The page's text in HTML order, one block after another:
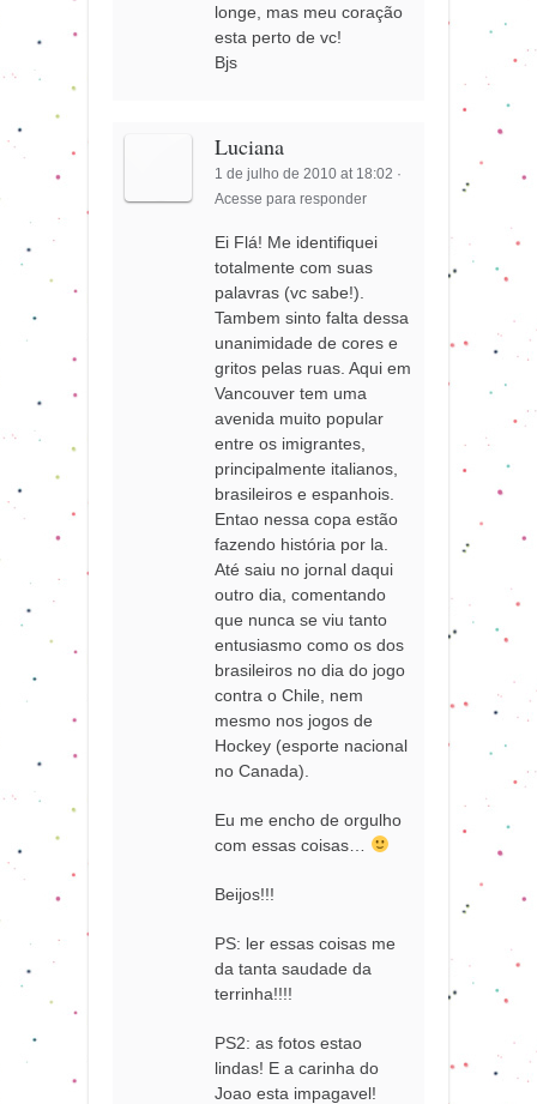
longe, mas meu coração
esta perto de vc!
Bjs
Luciana
1 de julho de 2010 at 18:02 ·
Acesse para responder
Ei Flá! Me identifiquei
totalmente com suas
palavras (vc sabe!).
Tambem sinto falta dessa
unanimidade de cores e
gritos pelas ruas. Aqui em
Vancouver tem uma
avenida muito popular
entre os imigrantes,
principalmente italianos,
brasileiros e espanhois.
Entao nessa copa estão
fazendo história por la.
Até saiu no jornal daqui
outro dia, comentando
que nunca se viu tanto
entusiasmo como os dos
brasileiros no dia do jogo
contra o Chile, nem
mesmo nos jogos de
Hockey (esporte nacional
no Canada).
Eu me encho de orgulho
com essas coisas…
Beijos!!!
PS: ler essas coisas me
da tanta saudade da
terrinha!!!!
PS2: as fotos estao
lindas! E a carinha do
Joao esta impagavel!